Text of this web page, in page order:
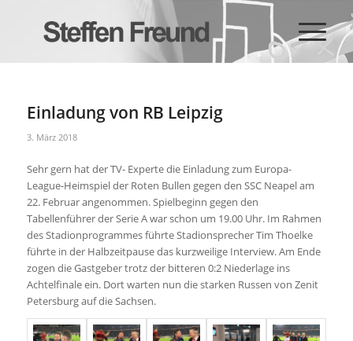
Einladung von RB Leipzig
3. März 2018
Sehr gern hat der TV- Experte die Einladung zum Europa-
League-Heimspiel der Roten Bullen gegen den SSC Neapel am
22. Februar angenommen. Spielbeginn gegen den
Tabellenführer der Serie A war schon um 19.00 Uhr. Im Rahmen
des Stadionprogrammes führte Stadionsprecher Tim Thoelke
führte in der Halbzeitpause das kurzweilige Interview. Am Ende
zogen die Gastgeber trotz der bitteren 0:2 Niederlage ins
Achtelfinale ein. Dort warten nun die starken Russen von Zenit
Petersburg auf die Sachsen.